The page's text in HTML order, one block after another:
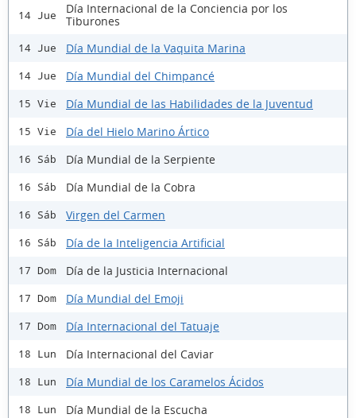
14 Jue
Día Internacional de la Conciencia por los
Tiburones
14 Jue Día Mundial de la Vaquita Marina
14 Jue Día Mundial del Chimpancé
15 Vie Día Mundial de las Habilidades de la Juventud
15 Vie Día del Hielo Marino Ártico
16 Sáb Día Mundial de la Serpiente
16 Sáb Día Mundial de la Cobra
16 Sáb Virgen del Carmen
16 Sáb Día de la Inteligencia Artificial
17 Dom Día de la Justicia Internacional
17 Dom Día Mundial del Emoji
17 Dom Día Internacional del Tatuaje
18 Lun Día Internacional del Caviar
18 Lun Día Mundial de los Caramelos Ácidos
18 Lun Día Mundial de la Escucha